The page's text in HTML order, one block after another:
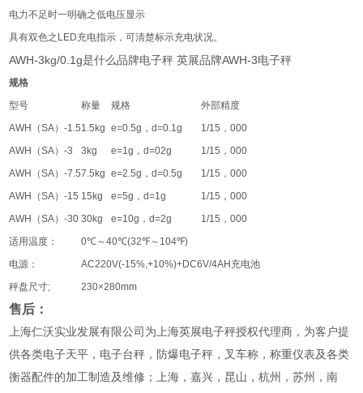
电力不足时一明确之低电压显示
具有双色之 LED充电指示，可清楚标示充电状况。
AWH-3kg/0.1g是什么品牌电子秤 英展品牌AWH-3电子秤
规格
型号
称量 规格
外部精度
AWH
（SA）-1.51.5kg e=0.5g ，d=0.1g 1/15 ，000
AWH
（SA）-3 3kg e=1g ，d=02g 1/15 ，000
AWH
（SA）-7.57.5kg e=2.5g ，d=0.5g 1/15 ，000
AWH
（SA）-15 15kg e=5g ，d=1g 1/15 ，000
AWH
（SA）-30 30kg e=10g ，d=2g 1/15 ，000
适用温度：
0℃～40℃(32℉～ 104℉)
电源：
AC220V(-15%,+10%)+DC6V/4AH 充电池
秤盘尺寸; 230×280mm
售后：
上海仁沃实业发展有限公司为上海英展电子秤授权代理商，为客户提
供各类电子天平，电子台秤，防爆电子秤，叉车称，称重仪表及各类
衡器配件的加工制造及维修；上海，嘉兴，昆山，杭州，苏州，南